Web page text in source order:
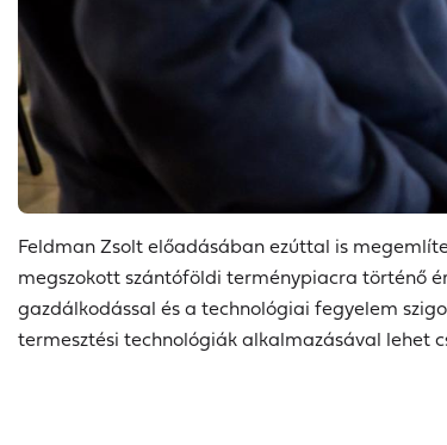
Feldman Zsolt előadásában ezúttal is
megszokott szántóföldi terménypiacra történő
gazdálkodással és a technológiai fegyelem
termesztési technológiák alkalmazásával lehet